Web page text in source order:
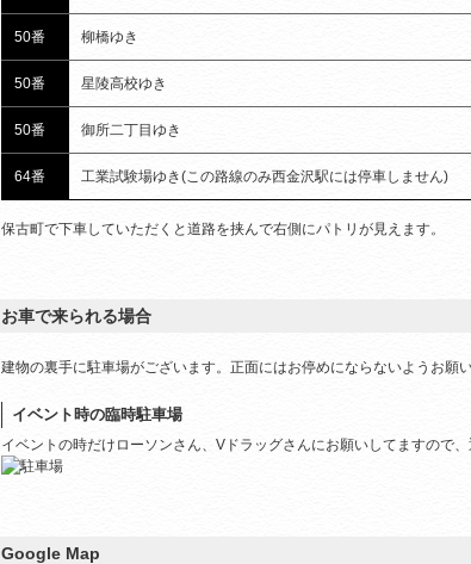
50番 柳橋ゆき
50番 星陵高校ゆき
50番 御所二丁目ゆき
64番 工業試験場ゆき(この路線のみ西金沢駅には停車しません)
保古町で下車していただくと道路を挟んで右側にパトリが見えます。
お車で来られる場合
建物の裏手に駐車場がございます。正面にはお停めにならないようお願
イベント時の臨時駐車場
イベントの時だけローソンさん、Vドラッグさんにお願いしてますので
Google Map